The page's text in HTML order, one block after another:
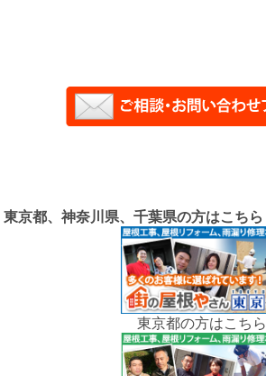
東京都、神奈川県、千葉県の方はこちら
東京都の方はこちら